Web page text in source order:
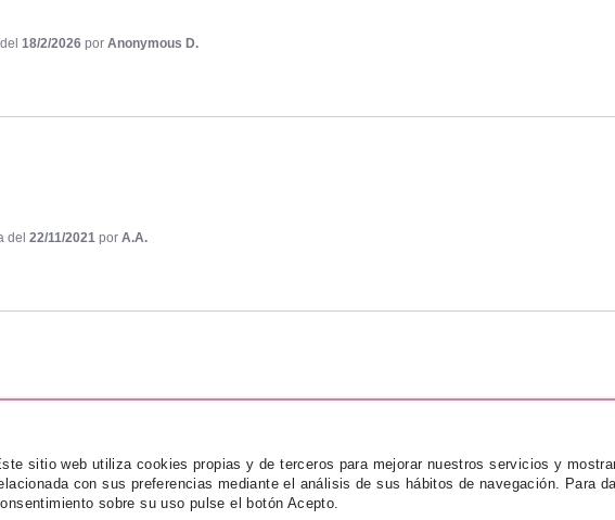
18/2/2026 por Anonymous D.
del 22/11/2021 por A.A.
del
sitio web utiliza cookies propias y de terceros para mejorar nuestros servicios y
con sus preferencias mediante el análisis de sus hábitos de navegación. Para
sobre su uso pulse el botón Acepto.